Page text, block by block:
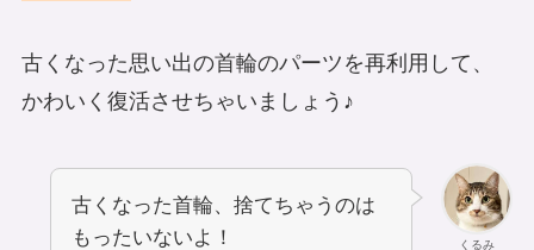
古くなった思い出の首輪のパーツを再利用して、
かわいく復活させちゃいましょう♪
くるみ
古くなった首輪、捨てちゃうのは
もったいないよ！